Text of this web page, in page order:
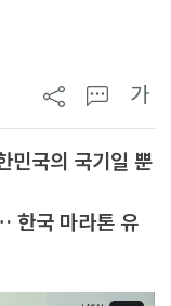
가
민국의 국기일 뿐
한국 마라톤 유